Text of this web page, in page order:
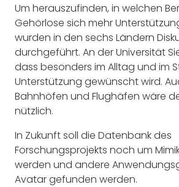
Um herauszufinden, in welchen
Gehörlose sich mehr
wurden in den sechs Ländern
durchgeführt. An der Universität
dass besonders im Alltag und im
Unterstützung gewünscht wird.
Bahnhöfen und Flughäfen wäre
nützlich.
In Zukunft soll die Datenbank des
Forschungsprojekts noch um
werden und andere
Avatar gefunden werden.